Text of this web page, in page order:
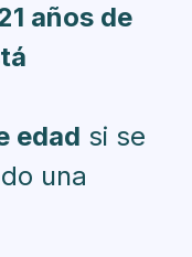
años de
edad si se
una